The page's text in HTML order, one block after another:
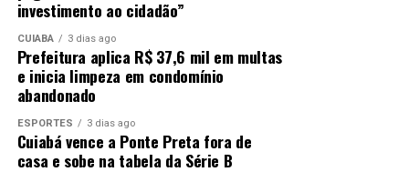
investimento ao cidadão”
CUIABÁ 3 dias ago
Prefeitura aplica R$ 37,6 mil em multas
e inicia limpeza em condomínio
abandonado
ESPORTES 3 dias ago
Cuiabá vence a Ponte Preta fora de
casa e sobe na tabela da Série B